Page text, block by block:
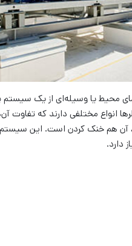
یا وسیله‌ای از یک سیستم
انواع مختلفی دارند که
خنک کردن است. این سیستم
دارد.